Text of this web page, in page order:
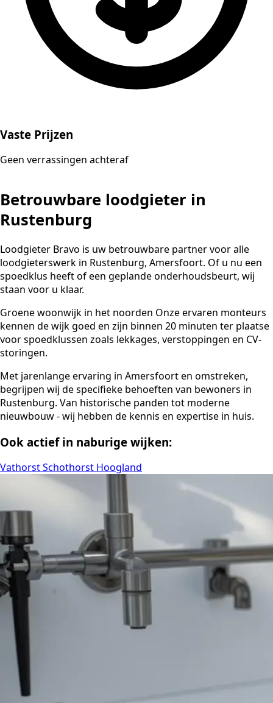
Vaste Prijzen
Geen verrassingen achteraf
Betrouwbare loodgieter in
Rustenburg
Loodgieter Bravo is uw betrouwbare partner voor alle
loodgieterswerk in Rustenburg, Amersfoort. Of u nu een
spoedklus heeft of een geplande onderhoudsbeurt, wij
staan voor u klaar.
Groene woonwijk in het noorden Onze ervaren monteurs
kennen de wijk goed en zijn binnen 20 minuten ter plaatse
voor spoedklussen zoals lekkages, verstoppingen en CV-
storingen.
Met jarenlange ervaring in Amersfoort en omstreken,
begrijpen wij de specifieke behoeften van bewoners in
Rustenburg. Van historische panden tot moderne
nieuwbouw - wij hebben de kennis en expertise in huis.
Ook actief in naburige wijken:
VathorstSchothorst Hoogland